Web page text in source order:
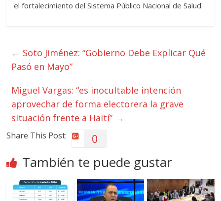
el fortalecimiento del Sistema Público Nacional de Salud.
← Soto Jiménez: “Gobierno Debe Explicar Qué
Pasó en Mayo”
Miguel Vargas: “es inocultable intención
aprovechar de forma electorera la grave
situación frente a Haití” →
Share This Post: 0
También te puede gustar